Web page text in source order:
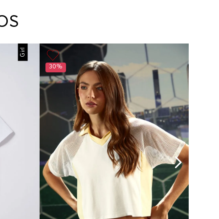
los pasos a seguir y posteriormente
la recogida del producto en la dirección
Girl
30%